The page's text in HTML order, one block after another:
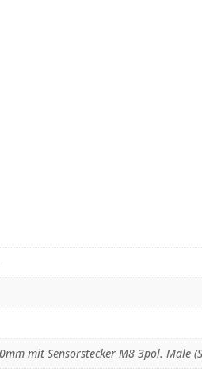
mit Sensorstecker M8 3pol. Male